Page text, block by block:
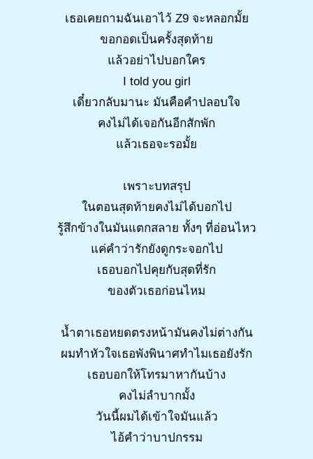
เธอเคยถามฉันเอาไว้ Z9 จะหลอกมั้ย
ขอกอดเป็นครั้งสุดท้าย
แล้วอย่าไปบอกใคร
I told you girl
เดี๋ยวกลับมานะ มันคือคำปลอบใจ
คงไม่ได้เจอกันอีกสักพัก
แล้วเธอจะรอมั้ย
เพราะบทสรุป
ในตอนสุดท้ายคงไม่ได้บอกไป
รู้สึกข้างในมันแตกสลาย ทั้งๆ ที่อ่อนไหว
แค่คำว่ารักยังดูกระจอกไป
เธอบอกไปคุยกับสุดที่รัก
ของตัวเธอก่อนไหม
น้ำตาเธอหยดตรงหน้ามันคงไม่ต่างกัน
ผมทำหัวใจเธอพังพินาศทำไมเธอยังรัก
เธอบอกให้โทรมาหากันบ้าง
คงไม่ลำบากมั้ง
วันนี้ผมได้เข้าใจมันแล้ว
ไอ้คำว่าบาปกรรม